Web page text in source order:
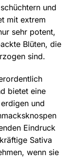
und
mit extrem
sehr potent,
Blüten, die
sind.
bietet eine
und
Eindruck
Sativa
wenn sie